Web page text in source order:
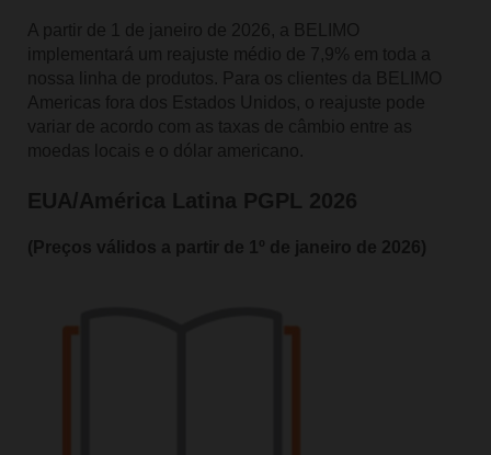
A partir de 1 de janeiro de 2026, a BELIMO
implementará um reajuste médio de 7,9% em toda a
nossa linha de produtos. Para os clientes da BELIMO
Americas fora dos Estados Unidos, o reajuste pode
variar de acordo com as taxas de câmbio entre as
moedas locais e o dólar americano.
EUA/América Latina PGPL 2026
(Preços válidos a partir de 1º de janeiro de 2026)